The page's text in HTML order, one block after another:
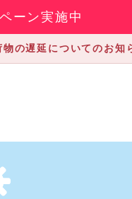
ーン実施中
の遅延についてのお知